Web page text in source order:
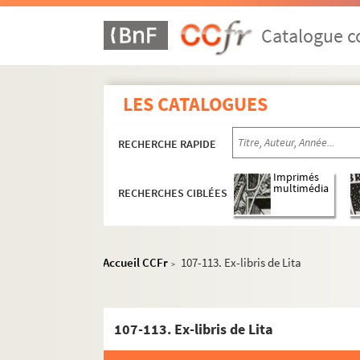
Catalogue
LES CATALOGUES
RECHERCHE RAPIDE
RECHERCHES CIBLÉES
Imprimés
multimédia
Accueil CCFr > 107-113. Ex-libris de Lita
107-113. Ex-libris de Lita
Papiers personnels et familiaux
Archives professionnelles et artistiques
Activité artistique
Ex-libris
Travaux préparatoires